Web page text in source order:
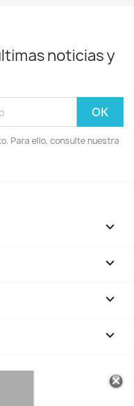
noticias y
Para ello, consulte nuestra



keyboard_arrow_down